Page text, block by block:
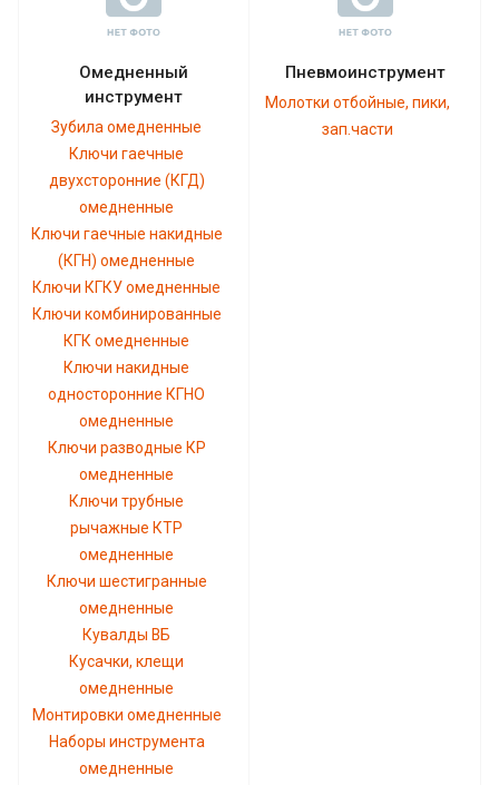
Омедненный
инструмент
Зубила омедненные
Ключи гаечные
двухсторонние (КГД)
омедненные
Ключи гаечные накидные
(КГН) омедненные
Ключи КГКУ омедненные
Ключи комбинированные
КГК омедненные
Ключи накидные
односторонние КГНО
омедненные
Ключи разводные КР
омедненные
Ключи трубные
рычажные КТР
омедненные
Ключи шестигранные
омедненные
Кувалды ВБ
Кусачки, клещи
омедненные
Монтировки омедненные
Наборы инструмента
омедненные
Пневмоинструмент
Молотки отбойные, пики,
зап.части